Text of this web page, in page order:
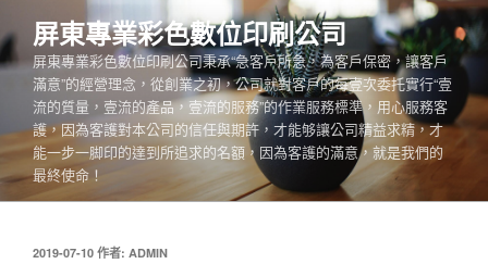
至
主
容
屏東專業彩色數位印刷公司
屏東專業彩色數位印刷公司秉承“急客戶所急，為客戶保密，讓客戶
滿意”的經營理念，從創業之初，公司就對客戶的每壹次委托實行“壹
流的質量，壹流的產品，壹流的服務”的作業服務標準，用心服務客
護，因為客護對本公司的信任與期許，才能够讓公司精益求精，才
能一步一脚印的達到所追求的名額，因為客護的滿意，就是我們的
最終使命！
發
2019-07-10 作者: ADMIN